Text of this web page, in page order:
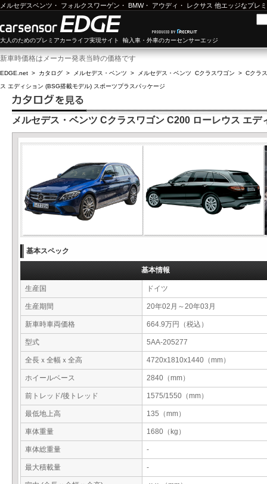
メルセデスベンツ ・ フォルクスワーゲン ・ BMW・ アウディ ・ レクサス 他エッジなプレ
大人のためのプレミアカーライフ実現サイト 輸入車・外車のカーセンサーエッジ
新車時価格はメーカー発表当時の価格です
EDGE.net > カタログ > メルセデス・ベンツ > メルセデス・ベンツ Cクラスワゴン > Cクラ
ス エディション (BSG搭載モデル) スポーツプラスパッケージ
メルセデス・ベンツ Cクラスワゴン C200 ローレウス エ
基本スペック
基本情報
生産国 ドイツ
生産期間 20年02月～20年03月
新車時車両価格 664.9万円（税込）
型式 5AA-205277
全長ｘ全幅ｘ全高 4720x1810x1440（mm）
ホイールベース 2840（mm）
前トレッド/後トレッド 1575/1550（mm）
最低地上高 135（mm）
車体重量 1680（kg）
車体総重量 -
最大積載量 -